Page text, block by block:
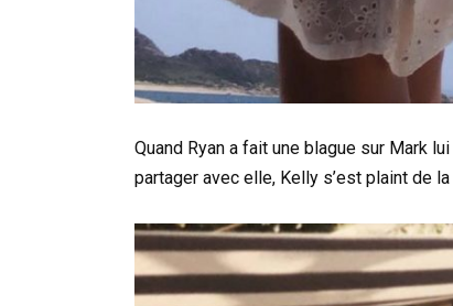
Quand Ryan a fait une blague sur Mark
partager avec elle, Kelly s’est plaint de